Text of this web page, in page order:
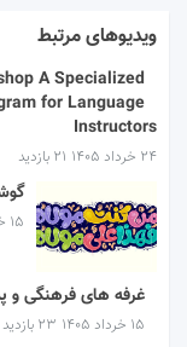
ویدیوهای مرتبط
A Specialized
for Language
Instructors
۲۴ خرداد ۱۴۰۵ 21 بازدید
۱۵ خرداد ۱۴۰۵
غرفه های فرهنگی و
۱۵ خرداد ۱۴۰۵ 23 بازدید